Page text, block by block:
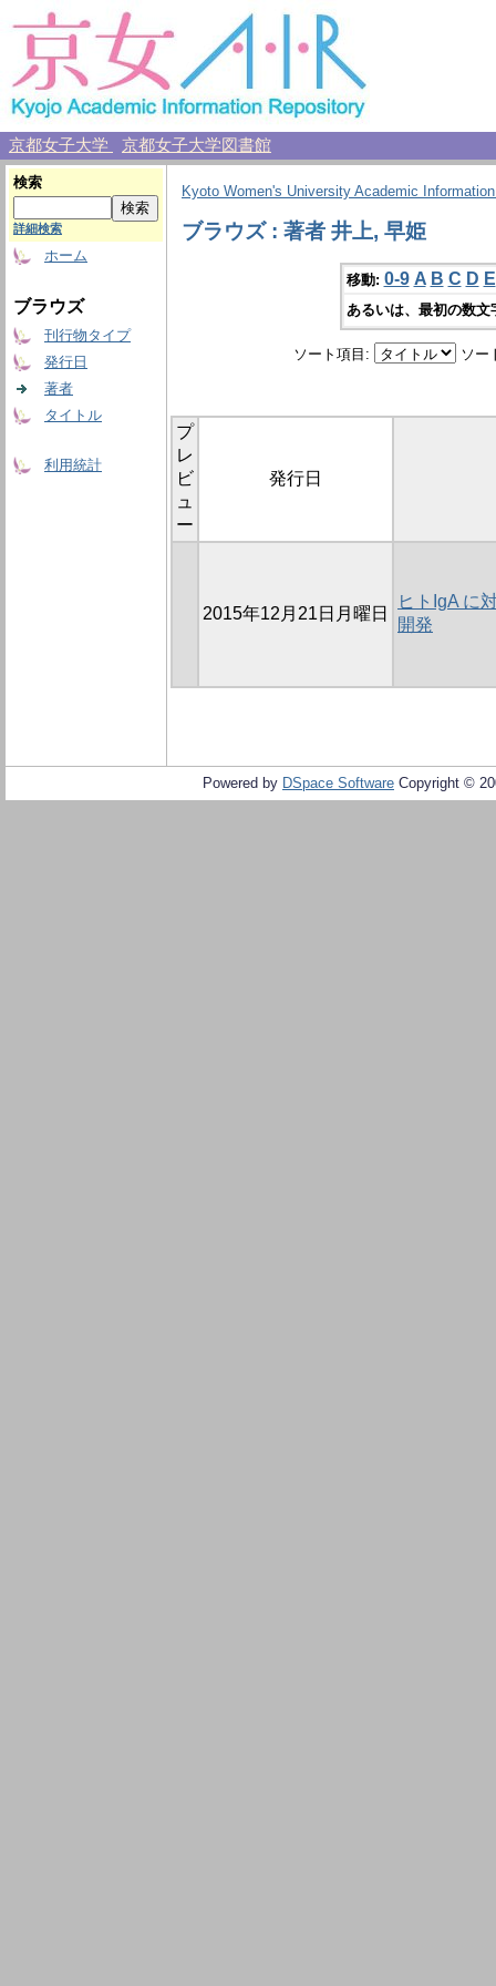
京都女子大学 京都女子大学図書館
検索
詳細検索
ホーム
ブラウズ
刊行物タイプ
発行日
著者
タイトル
利用統計
Kyoto Women's University Academic
ブラウズ : 著者 井上, 早姫
移動: 0-9 A B C D E
あるいは、最初の数
ソート項目: ソー
プ
レ
ビ
ュ
ー
発行日
2015年12月21日月曜日
ヒトIgA に
開発
Powered by DSpace Software Copyright ©